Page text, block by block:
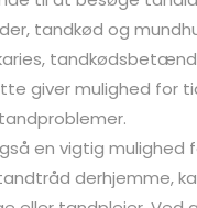
tandkød og
giver mulighed for
en vigtig
derhjemme,